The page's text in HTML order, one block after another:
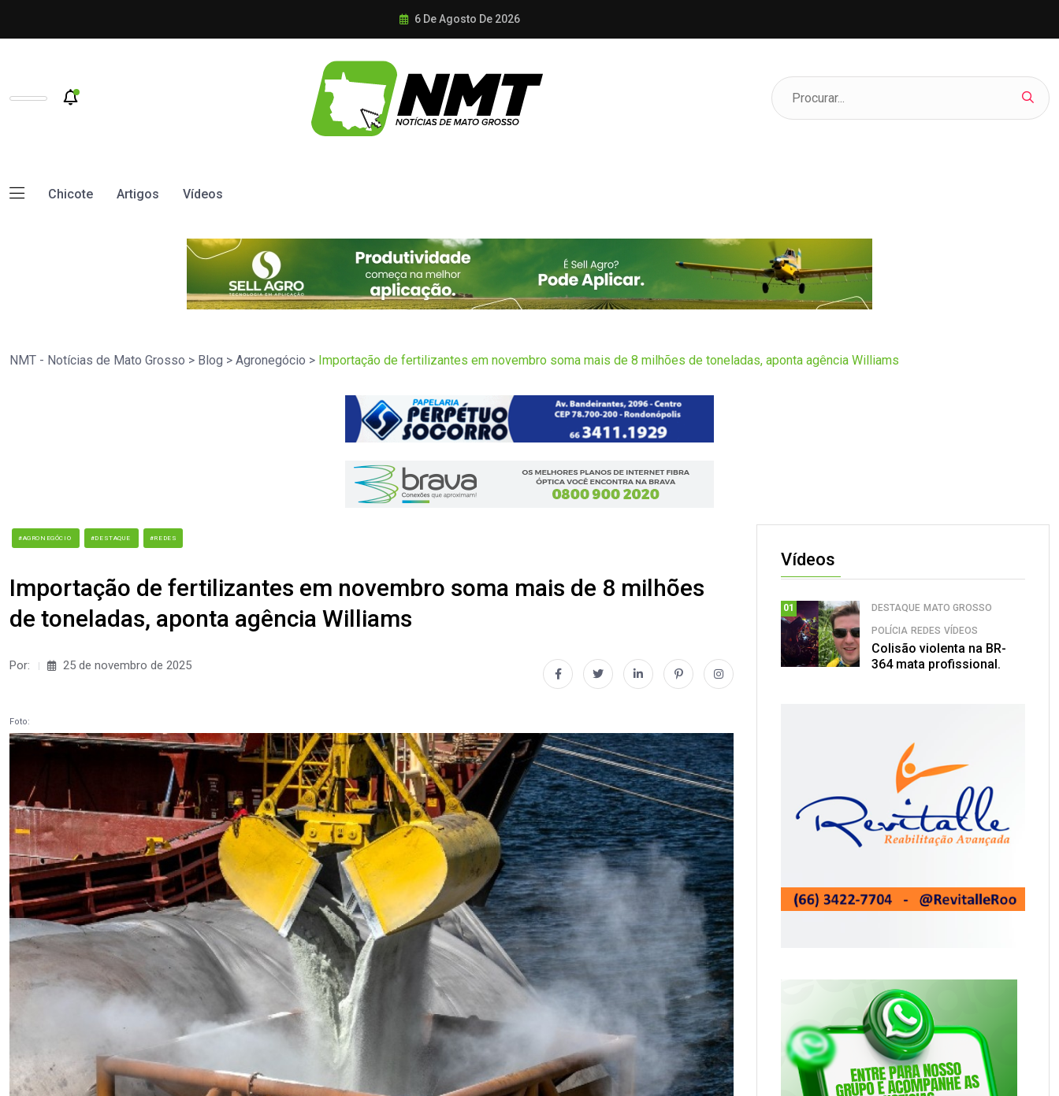
6 De Agosto De 2026
Chicote Artigos Vídeos
NMT - Notícias de Mato Grosso > Blog > Agronegócio > Importação de fertilizantes em novembro soma mais de 8 milhões de toneladas, aponta agência Williams
#AGRONEGÓCIO #DESTAQUE #REDES
Importação de fertilizantes em novembro soma mais de 8 milhões
de toneladas, aponta agência Williams
Por: 25 de novembro de 2025
Foto:
Vídeos
01 DESTAQUE MATO GROSSO
POLÍCIA REDES VÍDEOS
Colisão violenta na BR-
364 mata profissional.